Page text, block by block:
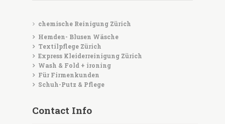
chemische Reinigung Zürich
Hemden- Blusen Wäsche
Textilpflege Zürich
Express Kleiderreinigung Zürich
Wash & Fold + ironing
Für Firmenkunden
Schuh-Putz & Pflege
Contact Info